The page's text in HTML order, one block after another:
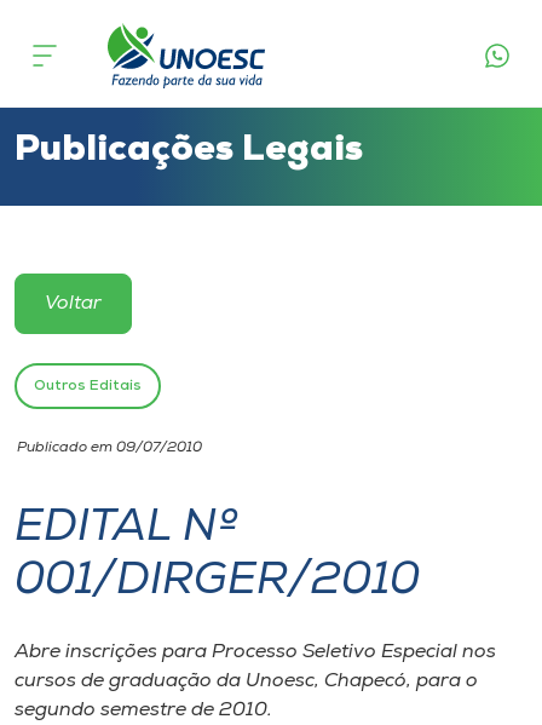
Cursos
Atendimento ao Estudante
Portal de Ensino
Unoesc
Internacionalização
I.nova
Diplomados
Publicações Legais
Voltar
Outros Editais
Publicado em 09/07/2010
EDITAL Nº
001/DIRGER/2010
Abre inscrições para Processo Seletivo Especial nos
cursos de graduação da Unoesc, Chapecó, para o
segundo semestre de 2010.